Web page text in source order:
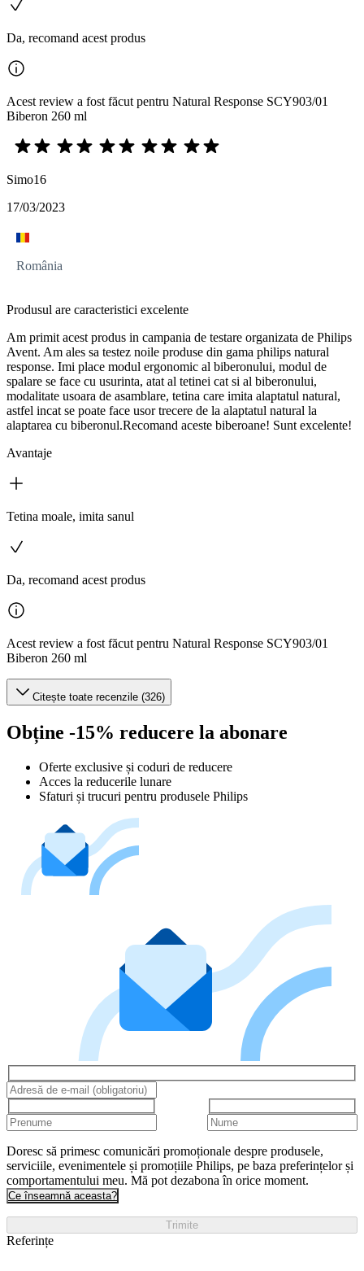
Da, recomand acest produs
Acest review a fost făcut pentru Natural Response SCY903/01
Biberon 260 ml
Simo16
17/03/2023
România
Produsul are caracteristici excelente
Am primit acest produs in campania de testare organizata de Philips
Avent. Am ales sa testez noile produse din gama philips natural
response. Imi place modul ergonomic al biberonului, modul de
spalare se face cu usurinta, atat al tetinei cat si al biberonului,
modalitate usoara de asamblare, tetina care imita alaptatul natural,
astfel incat se poate face usor trecere de la alaptatul natural la
alaptarea cu biberonul.Recomand aceste biberoane! Sunt excelente!
Avantaje
Tetina moale, imita sanul
Da, recomand acest produs
Acest review a fost făcut pentru Natural Response SCY903/01
Biberon 260 ml
Citește toate recenzile (326)
Obține -15% reducere la abonare
Oferte exclusive și coduri de reducere
Acces la reducerile lunare
Sfaturi și trucuri pentru produsele Philips
Doresc să primesc comunicări promoționale despre produsele,
serviciile, evenimentele și promoțiile Philips, pe baza preferințelor și
comportamentului meu. Mă pot dezabona în orice moment.
Ce înseamnă aceasta?
Trimite
Referințe